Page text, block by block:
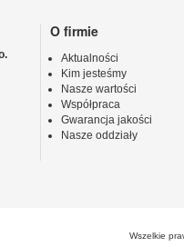
O firmie
Aktualności
Kim jesteśmy
Nasze wartości
Współpraca
Gwarancja jakości
Nasze oddziały
Wszelkie